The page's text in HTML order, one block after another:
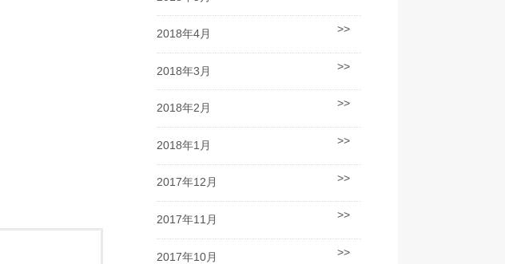
2018年4月
2018年3月
2018年2月
2018年1月
2017年12月
2017年11月
2017年10月